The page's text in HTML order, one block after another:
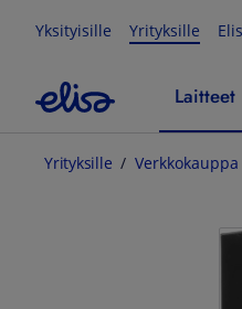
Yksityisille Yrityksille
Laitteet
Yrityksille Verkkokauppa